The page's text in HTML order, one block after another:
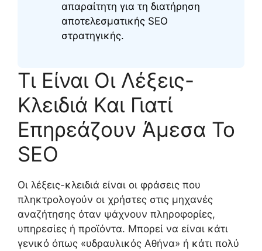
απαραίτητη για τη διατήρηση
αποτελεσματικής SEO
στρατηγικής.
Τι Είναι Οι Λέξεις-
Κλειδιά Και Γιατί
Επηρεάζουν Άμεσα Το
SEO
Οι λέξεις-κλειδιά είναι οι φράσεις που
πληκτρολογούν οι χρήστες στις μηχανές
αναζήτησης όταν ψάχνουν πληροφορίες,
υπηρεσίες ή προϊόντα. Μπορεί να είναι κάτι
γενικό όπως «υδραυλικός Αθήνα» ή κάτι πολύ